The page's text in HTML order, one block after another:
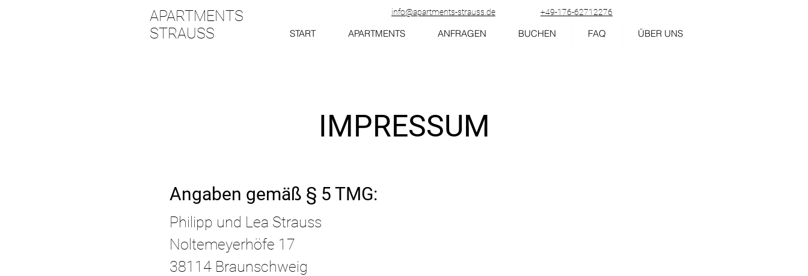
APARTMENTS
STRAUSS
info@apartments-strauss.de +49-176-62712276
START APARTMENTS ANFRAGEN BUCHEN FAQ ÜBER UNS
IMPRESSUM
Angaben gemäß § 5 TMG:
Philipp und Lea Strauss
Noltemeyerhöfe 17
38114 Braunschweig